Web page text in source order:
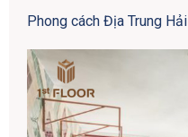
Phong cách Địa Trung Hải